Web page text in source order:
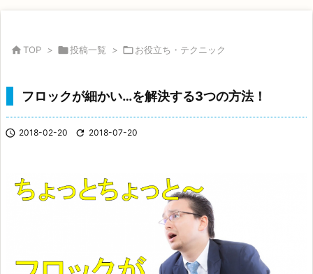
 TOP > 投稿一覧 > お役立ち・テクニック
フロックが細かい…を解決する3つの方法！
 2018-02-20  2018-07-20